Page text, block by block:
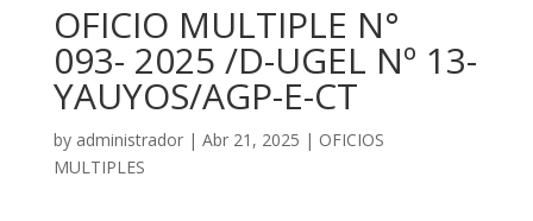
OFICIO MULTIPLE N°
093- 2025 /D-UGEL Nº 13-
YAUYOS/AGP-E-CT
by administrador| Abr 21, 2025 | OFICIOS
MULTIPLES